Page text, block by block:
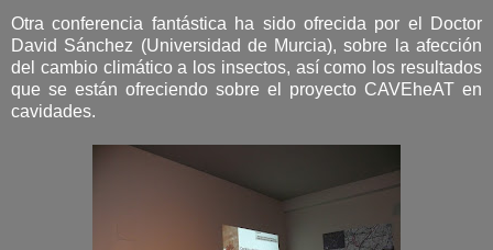
Otra conferencia fantástica ha sido ofrecida por el Doctor
David Sánchez (Universidad de Murcia), sobre la afección
del cambio climático a los insectos, así como los resultados
que se están ofreciendo sobre el proyecto CAVEheAT en
cavidades.